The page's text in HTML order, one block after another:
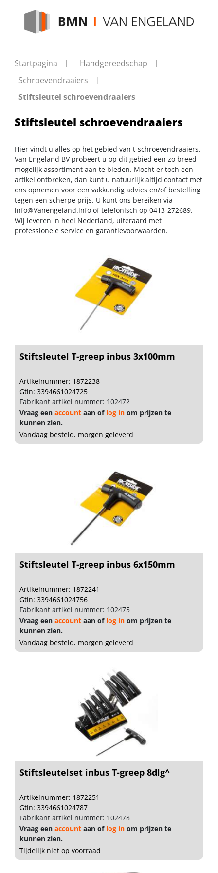
Startpagina
Handgereedschap
Schroevendraaiers
Stiftsleutel schroevendraaiers
Stiftsleutel schroevendraaiers
Hier vindt u alles op het gebied van t-schroevendraaiers.
Van Engeland BV probeert u op dit gebied een zo breed
mogelijk assortiment aan te bieden. Mocht er toch een
artikel ontbreken, dan kunt u natuurlijk altijd contact met
ons opnemen voor een vakkundig advies en/of bestelling
tegen een scherpe prijs. U kunt ons bereiken via
info@Vanengeland.info of telefonisch op 0413-272689.
Wij leveren in heel Nederland, uiteraard met
professionele service en garantievoorwaarden.
Stiftsleutel T-greep inbus 3x100mm
Artikelnummer: 1872238
Gtin: 3394661024725
Fabrikant artikel nummer: 102472
Vraag een account aan of log in om prijzen te
kunnen zien.
Vandaag besteld, morgen geleverd
Stiftsleutel T-greep inbus 6x150mm
Artikelnummer: 1872241
Gtin: 3394661024756
Fabrikant artikel nummer: 102475
Vraag een account aan of log in om prijzen te
kunnen zien.
Vandaag besteld, morgen geleverd
Stiftsleutelset inbus T-greep 8dlg^
Artikelnummer: 1872251
Gtin: 3394661024787
Fabrikant artikel nummer: 102478
Vraag een account aan of log in om prijzen te
kunnen zien.
Tijdelijk niet op voorraad